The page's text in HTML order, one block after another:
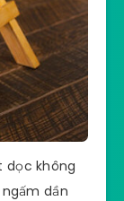
dọc không
dần